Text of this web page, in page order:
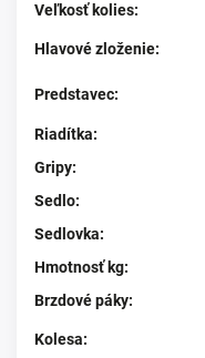
Veľkosť kolies:
Hlavové zloženie:
Predstavec:
Riadítka:
Gripy:
Sedlo:
Sedlovka:
Hmotnosť kg:
Brzdové páky:
Kolesa: